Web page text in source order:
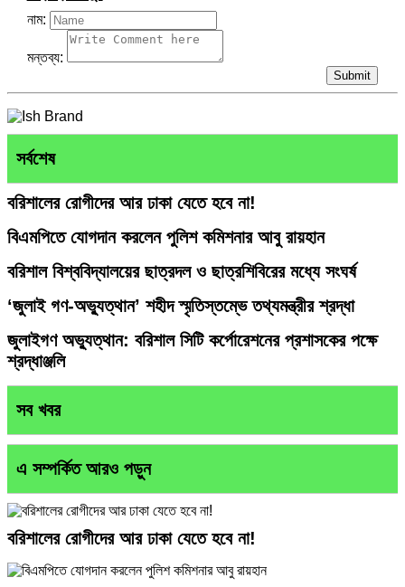
নাম:
মন্তব্য:
Submit
সর্বশেষ
বরিশালের রোগীদের আর ঢাকা যেতে হবে না!
বিএমপিতে যোগদান করলেন পুলিশ কমিশনার আবু রায়হান
বরিশাল বিশ্ববিদ্যালয়ের ছাত্রদল ও ছাত্রশিবিরের মধ্যে সংঘর্ষ
‘জুলাই গণ-অভ্যুত্থান’ শহীদ স্মৃতিস্তম্ভে তথ্যমন্ত্রীর শ্রদ্ধা
জুলাইগণ অভ্যুত্থান: বরিশাল সিটি কর্পোরেশনের প্রশাসকের পক্ষে
শ্রদ্ধাঞ্জলি
সব খবর
এ সম্পর্কিত আরও পড়ুন
বরিশালের রোগীদের আর ঢাকা যেতে হবে না!